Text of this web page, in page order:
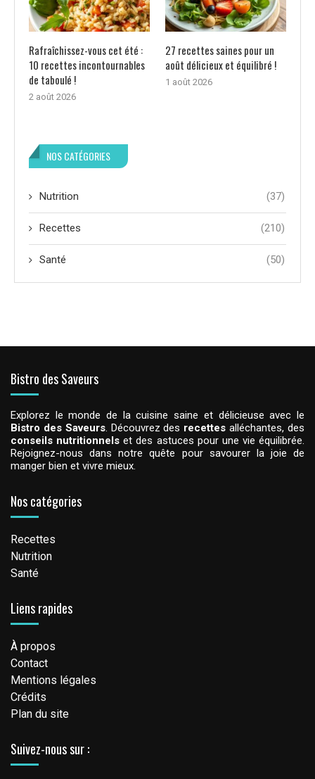
Rafraîchissez-vous cet été :
10 recettes incontournables
de taboulé !
2 août 2026
27 recettes saines pour un
août délicieux et équilibré !
1 août 2026
NOS CATÉGORIES
Nutrition (37)
Recettes (210)
Santé (50)
Bistro des Saveurs
Explorez le monde de la cuisine saine et délicieuse avec le
Bistro des Saveurs. Découvrez des recettes alléchantes, des
conseils nutritionnels et des astuces pour une vie équilibrée.
Rejoignez-nous dans notre quête pour savourer la joie de
manger bien et vivre mieux.
Nos catégories
Recettes
Nutrition
Santé
Liens rapides
À propos
Contact
Mentions légales
Crédits
Plan du site
Suivez-nous sur :